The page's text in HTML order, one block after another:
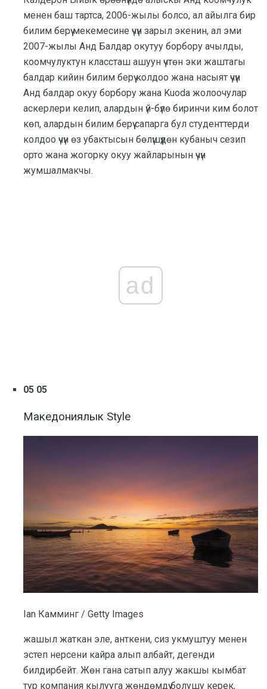
менен баш тартса, 2006-жылы болсо, ал айылга бир
билим берүү мекемесине үчүн зарыл экенин, ал эми
2007-жылы Анд Балдар окутуу борбору ачылды,
коомчулуктун классташ ашуун үчтөн эки жаштагы
балдар кийин билим берүү колдоо жана насыят үчүн
Анд балдар окуу борбору жана Kuoda жолоочулар
аскерлери келип, алардын үй-бүлө биринчи ким болот
көп, алардын билим берүү сапарга бул студенттерди
колдоо үчүн өз убактысын бөлүшүүдөн кубаныч сезип
орто жана жогорку окуу жайларынын үчүн
жумшалмакчы.
ad
05 05
Македониялык Style
Ian Камминг / Getty Images
жашыл жаткан эле, анткени, сиз укмуштуу менен
эстеп нерсени кайра алып албайт, дегенди
билдирбейт. Жөн гана сатып алуу жакшы кымбат
тур компания кылууга жөндөмдүү болушу керек,